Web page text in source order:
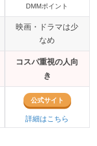
DMMポイント
映画・ドラマは少
なめ
コスパ重視の人向
き
公式サイト
詳細はこちら